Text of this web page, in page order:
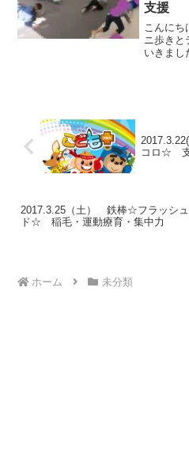
支援
こんに
ニ歩きと
いきまし
コロ☆ 支
2017.3.25（土） 鉄棒☆フラッシ
ド☆ 稲毛・運動療育・集中力
ホーム 未分類